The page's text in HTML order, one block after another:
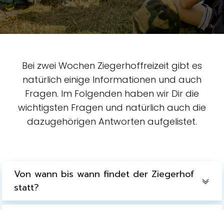
Bei zwei Wochen Ziegerhoffreizeit gibt es
natürlich einige Informationen und auch
Fragen. Im Folgenden haben wir Dir die
wichtigsten Fragen und natürlich auch die
dazugehörigen Antworten aufgelistet.
Von wann bis wann findet der Ziegerhof
statt?